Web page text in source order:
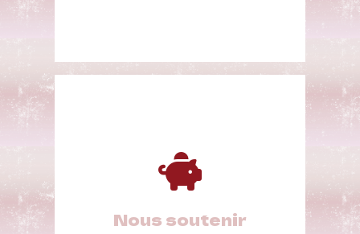
Nous soutenir